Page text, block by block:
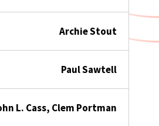
Archie Stout
Paul Sawtell
L. Cass, Clem Portman